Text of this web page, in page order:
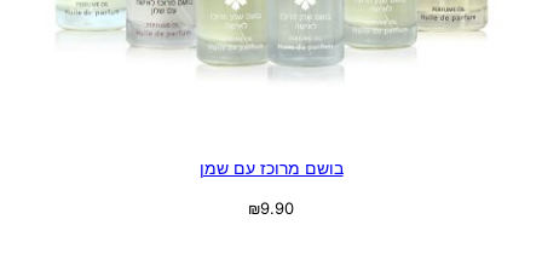
בושם מרוכז עם שמן
₪9.90